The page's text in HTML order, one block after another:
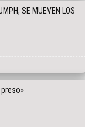
SE MUEVEN LOS
preso»